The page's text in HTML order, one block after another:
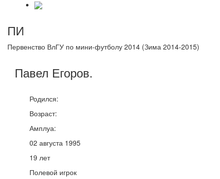
ПИ
Первенство ВлГУ по мини-футболу 2014 (Зима 2014-2015)
Павел Егоров.
Родился:
Возраст:
Амплуа:
02 августа 1995
19 лет
Полевой игрок